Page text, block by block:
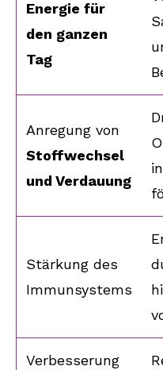
Energie für
den ganzen
Tag
Anregung von
Stoffwechsel
und Verdauung
Stärkung des
Immunsystems
Verbesserung